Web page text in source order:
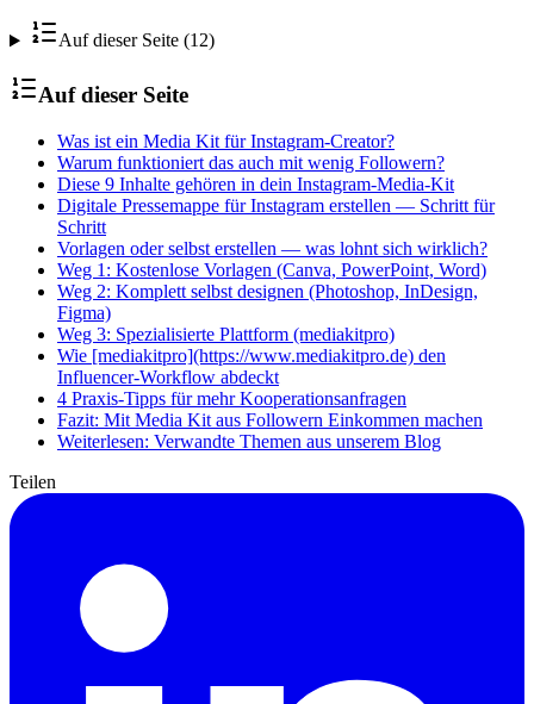
Auf dieser Seite (12)
Auf dieser Seite
Was ist ein Media Kit für Instagram-Creator?
Warum funktioniert das auch mit wenig Followern?
Diese 9 Inhalte gehören in dein Instagram-Media-Kit
Digitale Pressemappe für Instagram erstellen — Schritt für
Schritt
Vorlagen oder selbst erstellen — was lohnt sich wirklich?
Weg 1: Kostenlose Vorlagen (Canva, PowerPoint, Word)
Weg 2: Komplett selbst designen (Photoshop, InDesign,
Figma)
Weg 3: Spezialisierte Plattform (mediakitpro)
Wie [mediakitpro](https://www.mediakitpro.de) den
Influencer-Workflow abdeckt
4 Praxis-Tipps für mehr Kooperationsanfragen
Fazit: Mit Media Kit aus Followern Einkommen machen
Weiterlesen: Verwandte Themen aus unserem Blog
Teilen